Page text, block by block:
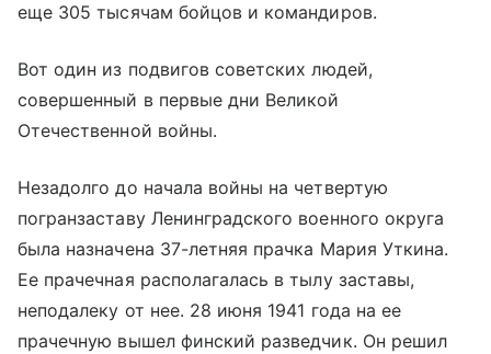
еще 305 тысячам бойцов и командиров.
Вот один из подвигов советских людей,
совершенный в первые дни Великой
Отечественной войны.
Незадолго до начала войны на четвертую
погранзаставу Ленинградского военного округа
была назначена 37-летняя прачка Мария Уткина.
Ее прачечная располагалась в тылу заставы,
неподалеку от нее. 28 июня 1941 года на ее
прачечную вышел финский разведчик. Он решил